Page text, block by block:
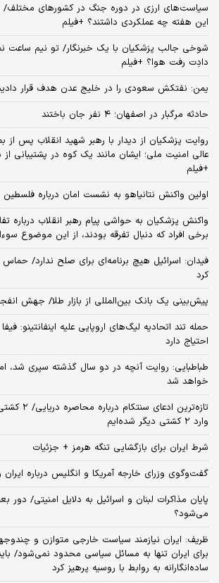
سیاست‌های ارزی در دوره جنگ در کشورهای مختلف/
این هفته چه عملکردی داشتند؟ +فیلم
شوخی جالب پزشکیان با یک خبرنگار/ تو نیم ساعت
دادِت رفت هوا؟ +فیلم
یمن: نفتکش سعودی را در خلیج عدن هدف قرار
حادثه مرگبار در اصفهان؛ ۴ نفر جان باختند
روایت پزشکیان از دیدار با رهبر شهید انقلاب پس از
عالی امنیت ملی؛ ایشان مانند یک کوه در پشتیبانی
+فیلم
اولین واکنش نتانیاهو به نشست امان درباره فلسطین
واکنش پزشکیان به حواشی پیام رهبر انقلاب درباره
برخی افراد که دنبال تفرقه بودند، از این موضوع
فیدان: اسرائیل هیچ برنامه‌ای برای صلح ندارد/
کرد
پیش‌بینی یک بانک بین‌المللی از بازار طلا/ جهش
حمله تند اتحادیه لیگ‌های اروپایی علیه اینفانتینو:
احتیاج دارد
طباطبایی: روایت آنچه در دو سال گذشته سپری
خواهد شد
تازه‌ترین
وارد ۲ کشتی دیگر شده‌ایم
شرط ایران برای بازگشایی تنگه هرمز + جزئیات
گفت‌وگوی وزرای خارجه آمریکا و انگلیس درباره ایران
پایان مذاکرات لبنان و اسرائیل به دلایل امنیتی/ دور
می‌شود؟
ظریف: ایران نیازمند سیاست خارجی متوازن و
برای ایران تنها به مسائل سیاسی محدود نمی‌شود/
ساده‌انگارانه به روابط با روسیه پرهیز کرد